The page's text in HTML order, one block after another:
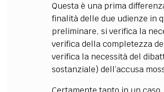
Questa è una prima
finalità delle due udienze in
preliminare, si verifica la
verifica della completezza
verifica la necessità del
sostanziale) dell’accusa